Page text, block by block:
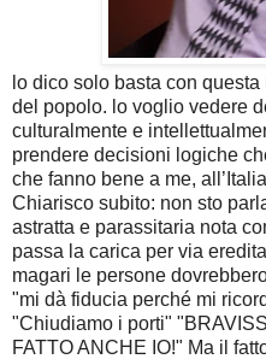
lo dico solo basta con
del popolo. lo voglio vedere
culturalmente e
prendere decisioni logiche
che fanno bene a me,
Chiarisco subito: non sto
astratta e parassitaria nota
passa la carica per via
magari le persone
"mi dà fiducia perché mi
"Chiudiamo i porti"
FATTO ANCHE IO!" Ma il